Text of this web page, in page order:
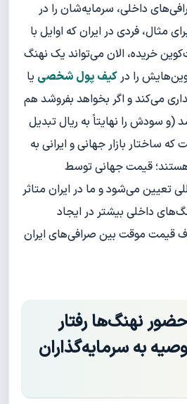
داخلی، سرمایه‌شان را در
مثال، فردی در ایران که اوایل با
خریده، الان می‌تواند یک نهنگ
را درکیف پول شخصی یا
می‌کند و اگر بخواهد بفروشد هم
(و سودش را نهایتاً به ریال تبدیل
ساختار بازار جهانی و ایرانی به
قیمت جهانی توسط
تعیین می‌شود و ما در ایران متاثر
داخلی بیشتر در ایجاد
قیمت موقت بین صرافی‌های ایران
نهنگ‌ها رفتار
به سرمایه‌گذاران